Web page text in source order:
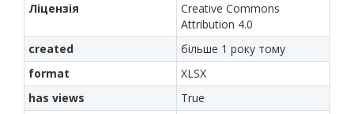
Ліцензія
Creative Commons
Attribution 4.0
created
більше 1 року тому
format
XLSX
has views
True